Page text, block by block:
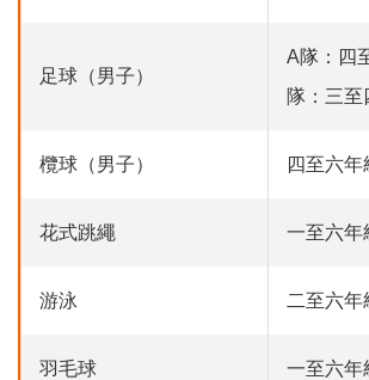
足球（男子）
A隊：四
隊：三至
欖球（男子） 四至六年
花式跳繩 一至六年
游泳 二至六年
羽毛球 一至六年